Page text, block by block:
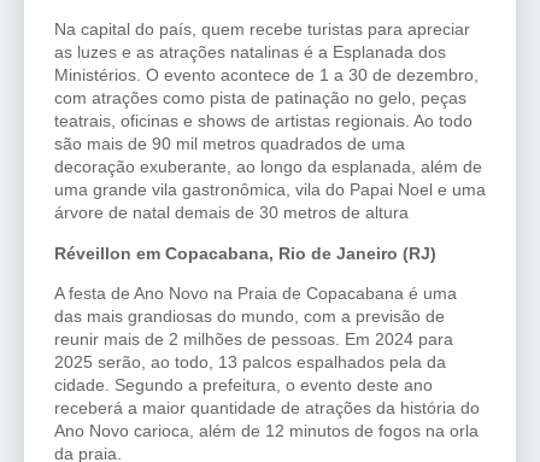
Na capital do país, quem recebe turistas para apreciar
as luzes e as atrações natalinas é a Esplanada dos
Ministérios. O evento acontece de 1 a 30 de dezembro,
com atrações como pista de patinação no gelo, peças
teatrais, oficinas e shows de artistas regionais. Ao todo
são mais de 90 mil metros quadrados de uma
decoração exuberante, ao longo da esplanada, além de
uma grande vila gastronômica, vila do Papai Noel e uma
árvore de natal demais de 30 metros de altura
Réveillon em Copacabana, Rio de Janeiro (RJ)
A festa de Ano Novo na Praia de Copacabana é uma
das mais grandiosas do mundo, com a previsão de
reunir mais de 2 milhões de pessoas. Em 2024 para
2025 serão, ao todo, 13 palcos espalhados pela da
cidade. Segundo a prefeitura, o evento deste ano
receberá a maior quantidade de atrações da história do
Ano Novo carioca, além de 12 minutos de fogos na orla
da praia.